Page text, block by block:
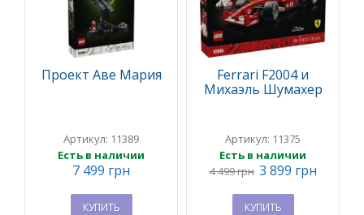
Проект Аве Мария
Артикул: 11389
Есть в наличии
7 499 грн
КУПИТЬ
Ferrari F2004 и
Михаэль Шумахер
Артикул: 11375
Есть в наличии
4 499 грн 3 899 грн
КУПИТЬ